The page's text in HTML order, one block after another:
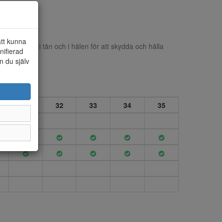
Förstärkt i tån och i hälen för att skydda och hålla
på 30°
31 32 33 34 35
kunna
du själv